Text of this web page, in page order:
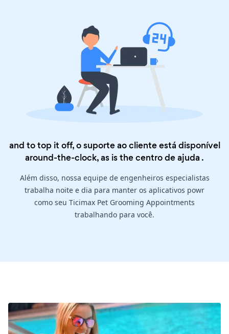
and to top it off, o suporte ao cliente está disponível
around-the-clock, as is thecentro de ajuda .
Além disso, nossa equipe de engenheiros especialistas
trabalha noite e dia para manter os aplicativos powr
como seu Ticimax Pet Grooming Appointments
trabalhando para você.